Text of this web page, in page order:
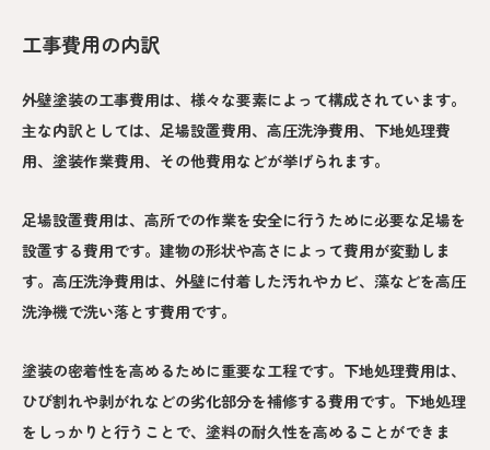
工事費用の内訳
外壁塗装の工事費用は、様々な要素によって構成されています。
主な内訳としては、足場設置費用、高圧洗浄費用、下地処理費
用、塗装作業費用、その他費用などが挙げられます。
足場設置費用は、高所での作業を安全に行うために必要な足場を
設置する費用です。建物の形状や高さによって費用が変動しま
す。高圧洗浄費用は、外壁に付着した汚れやカビ、藻などを高圧
洗浄機で洗い落とす費用です。
塗装の密着性を高めるために重要な工程です。下地処理費用は、
ひび割れや剥がれなどの劣化部分を補修する費用です。下地処理
をしっかりと行うことで、塗料の耐久性を高めることができま